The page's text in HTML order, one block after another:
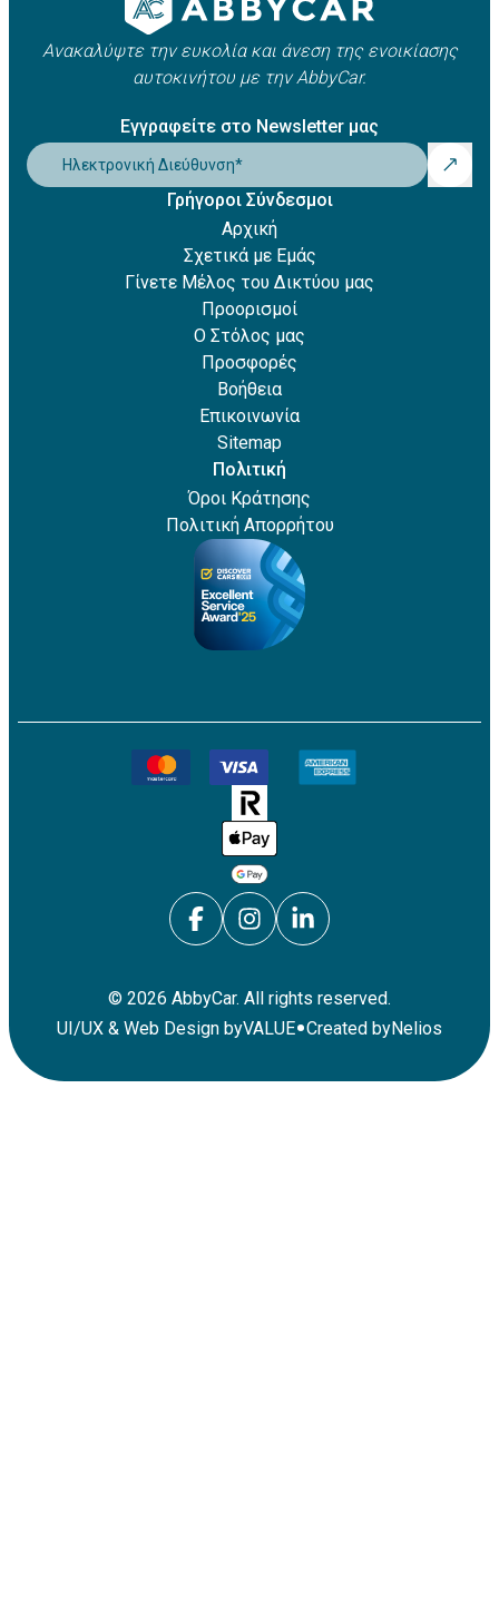
Ανακαλύψτε την ευκολία και άνεση της ενοικίασης
αυτοκινήτου με την AbbyCar.
Εγγραφείτε στο Newsletter μας
Ηλεκτρονική Διεύθυνση*
Γρήγοροι Σύνδεσμοι
Αρχική
Σχετικά με Εμάς
Γίνετε Μέλος του Δικτύου μας
Προορισμοί
Ο Στόλος μας
Προσφορές
Βοήθεια
Επικοινωνία
Sitemap
Πολιτική
Όροι Κράτησης
Πολιτική Απορρήτου
© 2026 AbbyCar. All rights reserved.
UI/UX & Web Design byVALUE•Created byNelios